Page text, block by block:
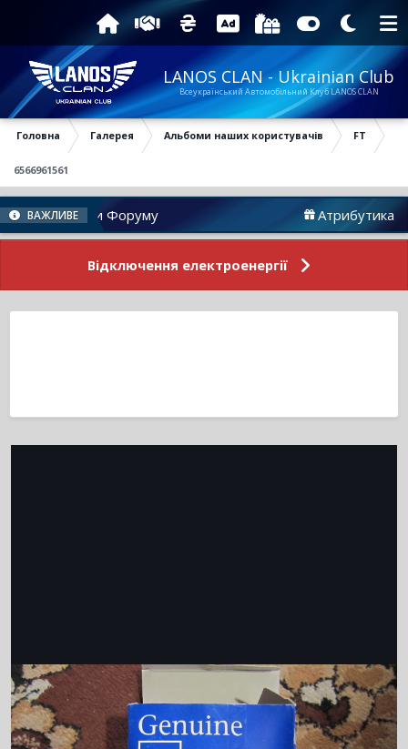
LANOS CLAN - Ukrainian Club
Всеукраїнський Автомобільний Клуб LANOS CLAN
Головна Галерея Альбоми наших користувачів FT
6566961561
ВАЖЛИВЕ
Новини Форуму Атрибутика
Відключення електроенергії